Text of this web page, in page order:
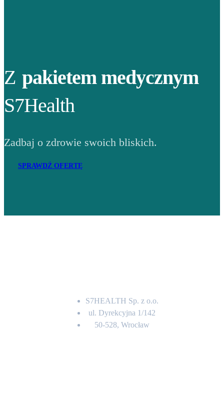
Z pakietem medycznym
S7Health
Zadbaj o zdrowie swoich bliskich.
SPRAWDŹ OFERTĘ
S7HEALTH Sp. z o.o.
ul. Dyrekcyjna 1/142
50-528, Wrocław